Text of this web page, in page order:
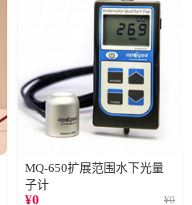
MQ-650扩展范围水下光量
子计
¥0 ¥0